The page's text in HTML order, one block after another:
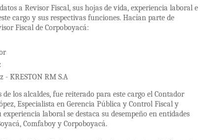
a Revisor Fiscal, sus hojas de vida, experiencia laboral e
cargo y sus respectivas funciones. Hacían parte de
Fiscal de Corpoboyacá:
- KRESTON RM S.A
los alcaldes, fue reiterado para este cargo el Contador
Especialista en Gerencia Pública y Control Fiscal y
laboral se destaca su desempeño en entidades
Comfaboy y Corpoboyacá.